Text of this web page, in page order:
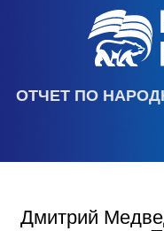
ОТЧЕТ ПО
Дмитрий